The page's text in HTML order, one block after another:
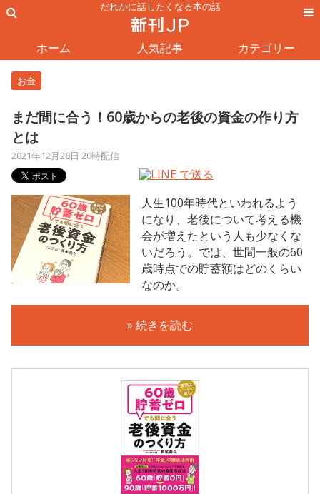
だれかに話したくなる本の話
ホーム 人気記事 カテゴリー
お金
まだ間に合う！60歳からの老後の資金の作り方
とは
2021年12月28日 20時配信
人生100年時代といわれるよう
になり、老後について考える機
会が増えたという人も少なくな
いだろう。では、世間一般の60
歳時点での貯蓄額はどのくらい
なのか。
» 続きを読む